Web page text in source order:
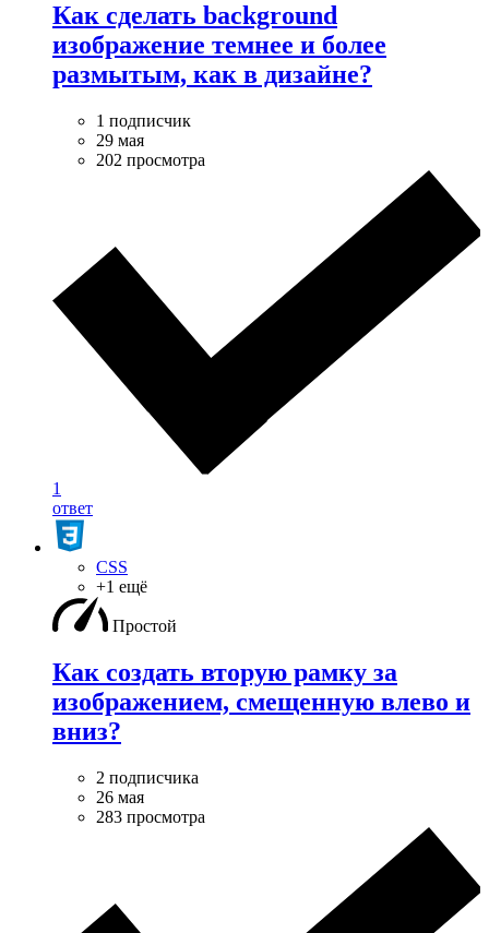
Как сделать background
изображение темнее и более
размытым, как в дизайне?
1 подписчик
29 мая
202 просмотра
1
ответ
CSS
+1 ещё
Простой
Как создать вторую рамку за
изображением, смещенную влево и
вниз?
2 подписчика
26 мая
283 просмотра